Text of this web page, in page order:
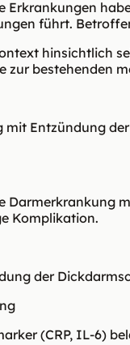
Erkrankungen
führt.
hinsichtlich
zur bestehenden
Entzündung
Darmerkrankung
Komplikation.
der
(CRP, IL-6)